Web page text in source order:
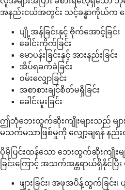
အနည်းငယ်အတွင်း သင့်ခန္ဓာကိုယ်က ဆ
ပျို့အန်ခြင်းနှင့် ဗိုက်အောင့်ခြင်း
ခေါင်းကိုက်ခြင်း
မောပန်းခြင်းနှင့် အားနည်းခြင်း
အိပ်ရခက်ခဲခြင်း
ဝမ်းလျှောခြင်း
အစာစားချင်စိတ်မရှိခြင်း
ခေါင်းမူးခြင်း
ဤဘုံဘေးထွက်ဆိုးကျိုးများသည် မျာ
မသက်မသာဖြစ်မှုကို လျှော့ချရန် နည်
ပိုမိုပြင်းထန်သော ဘေးထွက်ဆိုးကျိုး
ခြင်းကြောင့် အသက်အန္တရာယ်ရှိနိုင်ပ
ဖျားခြင်း၊ အဖုအပိန့်ထွက်ခြင်